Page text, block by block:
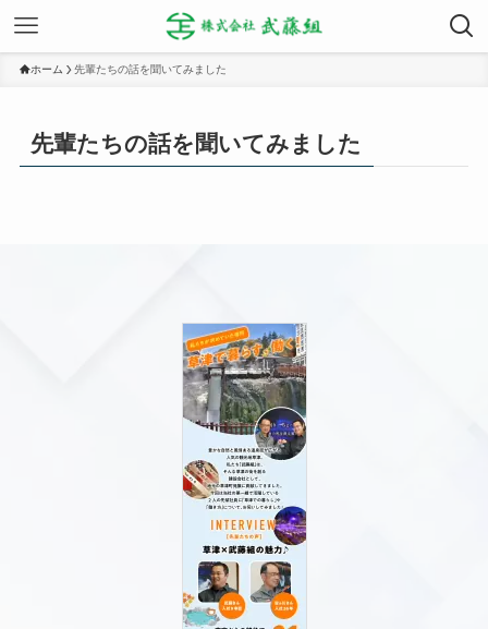
ホーム 先輩たちの話を聞いてみました
先輩たちの話を聞いてみました